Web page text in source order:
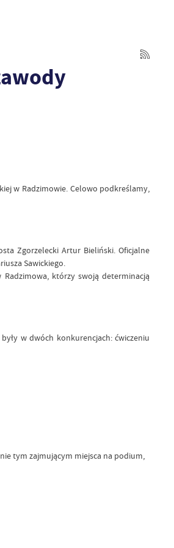
w Radzimowie. Celowo podkreślamy,
Zgorzelecki Artur Bieliński. Oficjalne
Sawickiego.
którzy swoją determinacją
w dwóch konkurencjach: ćwiczeniu
tym zajmującym miejsca na podium,